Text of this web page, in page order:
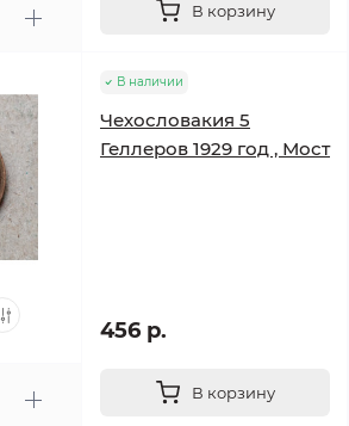
В корзину
В наличии
Чехословакия 5
Геллеров 1929 год , Мост
456 р.
В корзину